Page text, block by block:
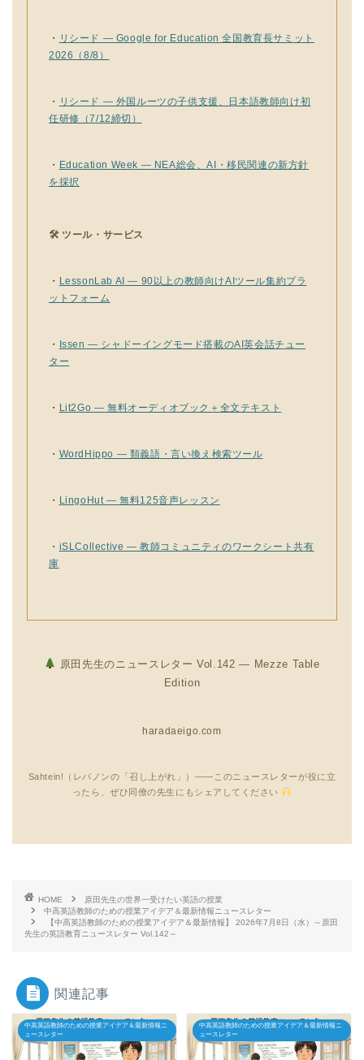
・ リシード — Google for Education 全国教育長サミット
2026（8/8）
・ リシード — 外国ルーツの子供支援、日本語教師向け初
任研修（7/12締切）
・ Education Week — NEA総会、AI・移民関連の新方針
を採択
🛠 ツール・サービス
・ LessonLab AI — 90以上の教師向けAIツール集約プラ
ットフォーム
・
Issen — シャドーイングモード搭載のAI英会話チュー
ター
・ Lit2Go — 無料オーディオブック＋全文テキスト
・ WordHippo — 類義語・言い換え検索ツール
・ LingoHut — 無料125音声レッスン
・ iSLCollective — 教師コミュニティのワークシート共有
庫
原田先生のニュースレター Vol.142 — Mezze Table
Edition
haradaeigo.com
Sahtein!（レバノンの「召し上がれ」）——このニュースレターが役に立
ったら、ぜひ同僚の先生にもシェアしてください
HOME
原田先生の世界一受けたい英語の授業
中高英語教師のための授業アイデア＆最新情報ニュースレター
【中高英語教師のための授業アイデア＆最新情報】 2026年7月8日（水）～原田
先生の英語教育ニュースレター Vol.142～
関連記事
中高英語教師のための授業アイデア＆最新情報ニ
ュースレター
中高英語教師のための授業アイデア＆最新情報ニ
ュースレター